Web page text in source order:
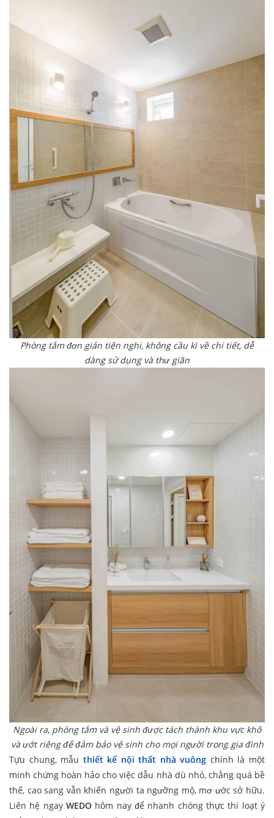
Phòng tắm đơn giản tiện nghi, không cầu kì về chi tiết, dễ
dàng sử dụng và thư giãn
Ngoài ra, phòng tắm và vệ sinh được tách thành khu vực khô
và ướt riêng để đảm bảo vệ sinh cho mọi người trong gia đình
Tựu chung, mẫu thiết kế nội thất nhà vuông chính là một
minh chứng hoàn hảo cho việc dẫu nhà dù nhỏ, chẳng quá bề
thế, cao sang vẫn khiến người ta ngưỡng mộ, mơ ước sở hữu.
Liên hệ ngay WEDO hôm nay để nhanh chóng thực thi loạt ý